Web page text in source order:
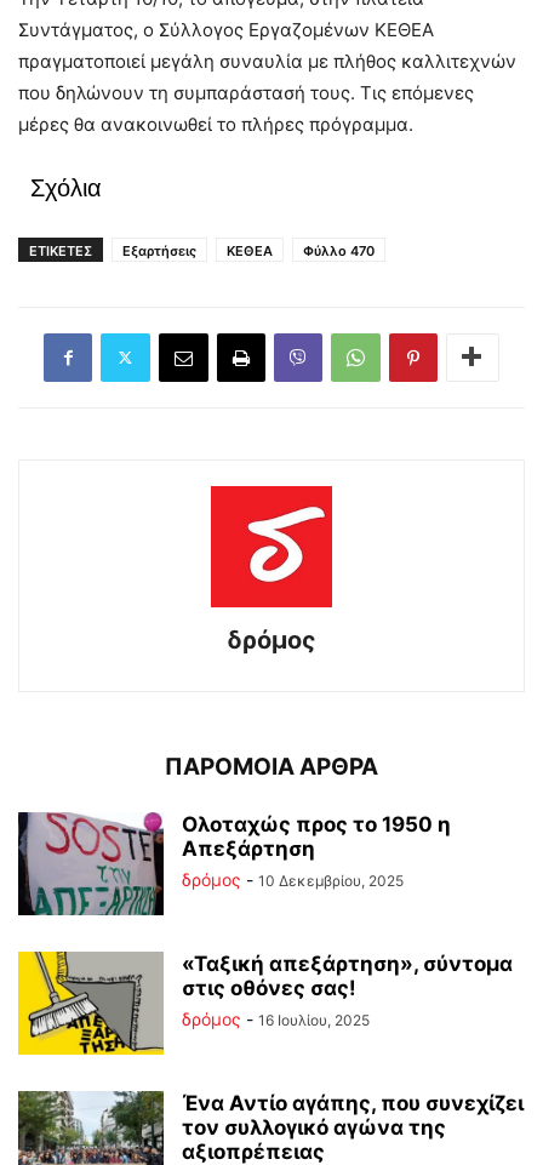
Συντάγματος, ο Σύλλογος Εργαζομένων ΚΕΘΕΑ
πραγματοποιεί μεγάλη συναυλία με πλήθος καλλιτεχνών
που δηλώνουν τη συμπαράστασή τους. Τις επόμενες
μέρες θα ανακοινωθεί το πλήρες πρόγραμμα.
Σχόλια
ΕΤΙΚΕΤΕΣ Εξαρτήσεις ΚΕΘΕΑ Φύλλο 470
δρόμος
ΠΑΡΟΜΟΙΑ ΑΡΘΡΑ
Ολοταχώς προς το 1950 η
Απεξάρτηση
δρόμος - 10 Δεκεμβρίου, 2025
«Ταξική απεξάρτηση», σύντομα
στις οθόνες σας!
δρόμος - 16 Ιουλίου, 2025
Ένα Αντίο αγάπης, που συνεχίζει
τον συλλογικό αγώνα της
αξιοπρέπειας